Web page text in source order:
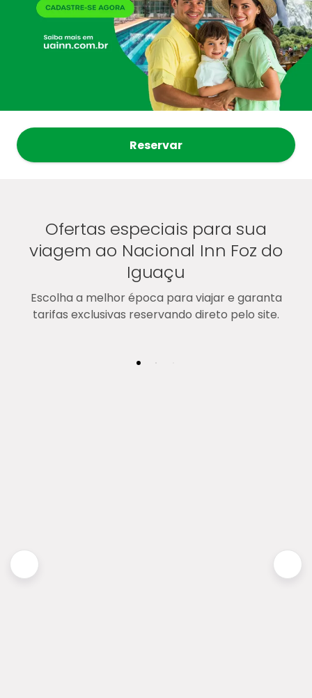
Reservar
Ofertas especiais para sua
viagem ao Nacional Inn Foz do
Iguaçu
Escolha a melhor época para viajar e garanta
tarifas exclusivas reservando direto pelo site.